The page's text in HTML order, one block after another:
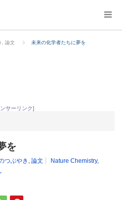
論文 未来の化学者たちに夢を
サーリンク]
を
つぶやき , 論文 Nature Chemistry,